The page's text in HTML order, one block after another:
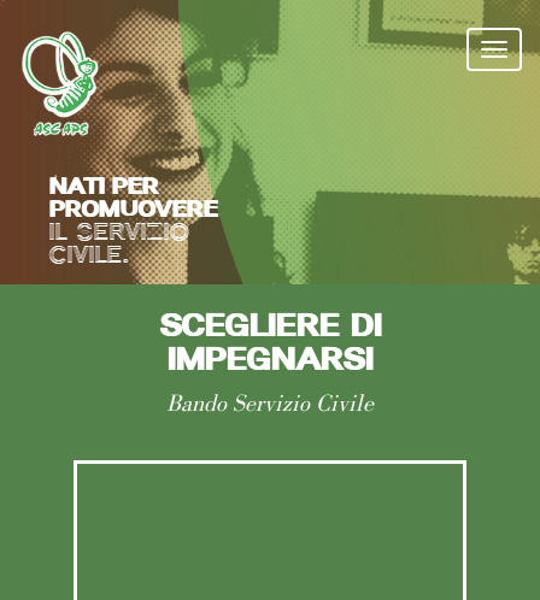
contenuto
principale
NATI PER
PROMUOVERE
IL SERVIZIO
CIVILE.
SCEGLIERE DI
IMPEGNARSI
Bando Servizio Civile